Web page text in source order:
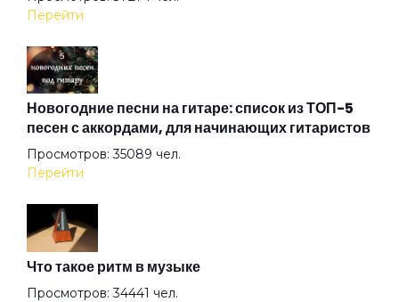
Всё остальное дым
Всё хорошо!
Где душа летает
Перейти
Новогодние песни на гитаре: список из ТОП-5
песен с аккордами, для начинающих гитаристов
Просмотров: 35089 чел.
Перейти
Что такое ритм в музыке
Просмотров: 34441 чел.